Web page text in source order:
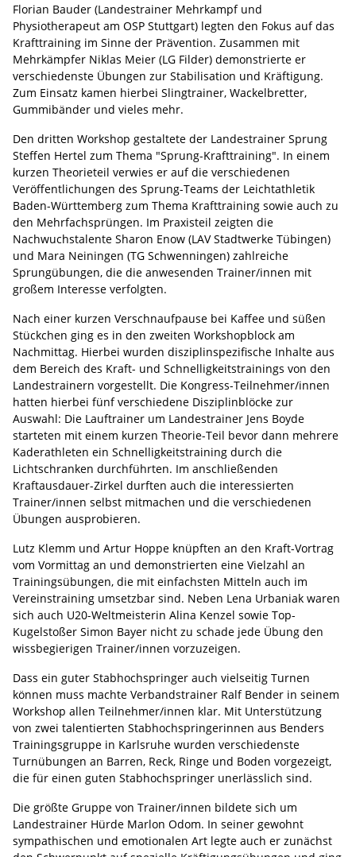
Florian Bauder (Landestrainer Mehrkampf und
Physiotherapeut am OSP Stuttgart) legten den Fokus auf das
Krafttraining im Sinne der Prävention. Zusammen mit
Mehrkämpfer Niklas Meier (LG Filder) demonstrierte er
verschiedenste Übungen zur Stabilisation und Kräftigung.
Zum Einsatz kamen hierbei Slingtrainer, Wackelbretter,
Gummibänder und vieles mehr.
Den dritten Workshop gestaltete der Landestrainer Sprung
Steffen Hertel zum Thema "Sprung-Krafttraining". In einem
kurzen Theorieteil verwies er auf die verschiedenen
Veröffentlichungen des Sprung-Teams der Leichtathletik
Baden-Württemberg zum Thema Krafttraining sowie auch zu
den Mehrfachsprüngen. Im Praxisteil zeigten die
Nachwuchstalente Sharon Enow (LAV Stadtwerke Tübingen)
und Mara Neiningen (TG Schwenningen) zahlreiche
Sprungübungen, die die anwesenden Trainer/innen mit
großem Interesse verfolgten.
Nach einer kurzen Verschnaufpause bei Kaffee und süßen
Stückchen ging es in den zweiten Workshopblock am
Nachmittag. Hierbei wurden disziplinspezifische Inhalte aus
dem Bereich des Kraft- und Schnelligkeitstrainings von den
Landestrainern vorgestellt. Die Kongress-Teilnehmer/innen
hatten hierbei fünf verschiedene Disziplinblöcke zur
Auswahl: Die Lauftrainer um Landestrainer Jens Boyde
starteten mit einem kurzen Theorie-Teil bevor dann mehrere
Kaderathleten ein Schnelligkeitstraining durch die
Lichtschranken durchführten. Im anschließenden
Kraftausdauer-Zirkel durften auch die interessierten
Trainer/innen selbst mitmachen und die verschiedenen
Übungen ausprobieren.
Lutz Klemm und Artur Hoppe knüpften an den Kraft-Vortrag
vom Vormittag an und demonstrierten eine Vielzahl an
Trainingsübungen, die mit einfachsten Mitteln auch im
Vereinstraining umsetzbar sind. Neben Lena Urbaniak waren
sich auch U20-Weltmeisterin Alina Kenzel sowie Top-
Kugelstoßer Simon Bayer nicht zu schade jede Übung den
wissbegierigen Trainer/innen vorzuzeigen.
Dass ein guter Stabhochspringer auch vielseitig Turnen
können muss machte Verbandstrainer Ralf Bender in seinem
Workshop allen Teilnehmer/innen klar. Mit Unterstützung
von zwei talentierten Stabhochspringerinnen aus Benders
Trainingsgruppe in Karlsruhe wurden verschiedenste
Turnübungen an Barren, Reck, Ringe und Boden vorgezeigt,
die für einen guten Stabhochspringer unerlässlich sind.
Die größte Gruppe von Trainer/innen bildete sich um
Landestrainer Hürde Marlon Odom. In seiner gewohnt
sympathischen und emotionalen Art legte auch er zunächst